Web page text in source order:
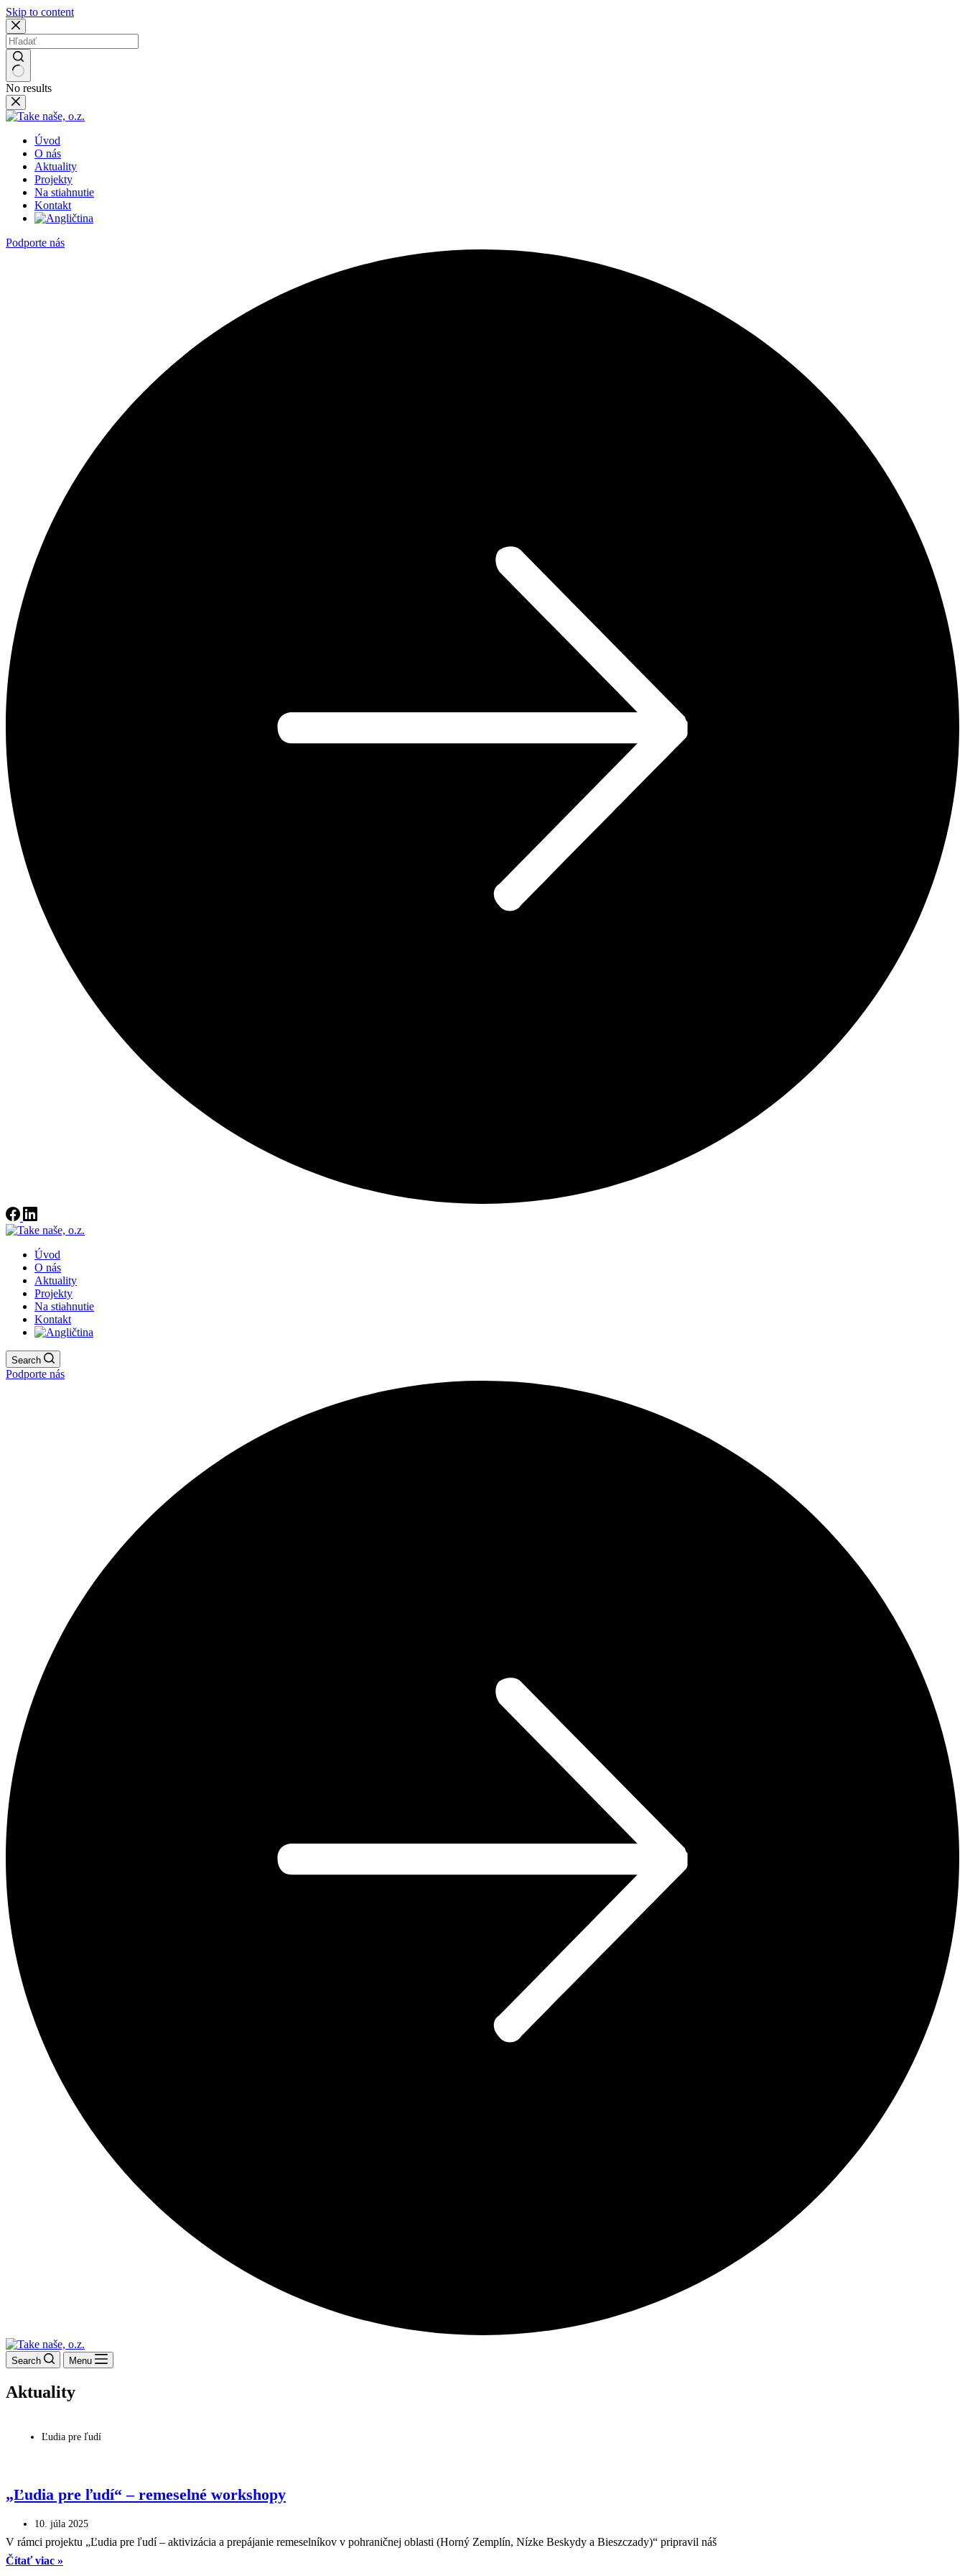
Skip to content
No results
Úvod
O nás
Aktuality
Projekty
Na stiahnutie
Kontakt
Podporte nás
Úvod
O nás
Aktuality
Projekty
Na stiahnutie
Kontakt
Search
Podporte nás
Search Menu
Aktuality
Ľudia pre ľudí
„Ľudia pre ľudí“ – remeselné workshopy
10. júla 2025
V rámci projektu „Ľudia pre ľudí – aktivizácia a prepájanie remeselníkov v pohraničnej oblasti (Horný Zemplín, Nízke Beskydy a Bieszczady)“ pripravil náš
Čítať viac »